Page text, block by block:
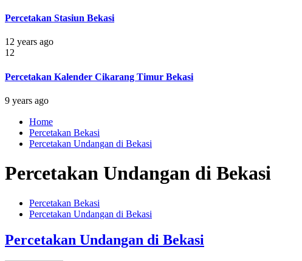
Percetakan Stasiun Bekasi
12 years ago
12
Percetakan Kalender Cikarang Timur Bekasi
9 years ago
Home
Percetakan Bekasi
Percetakan Undangan di Bekasi
Percetakan Undangan di Bekasi
Percetakan Bekasi
Percetakan Undangan di Bekasi
Percetakan Undangan di Bekasi